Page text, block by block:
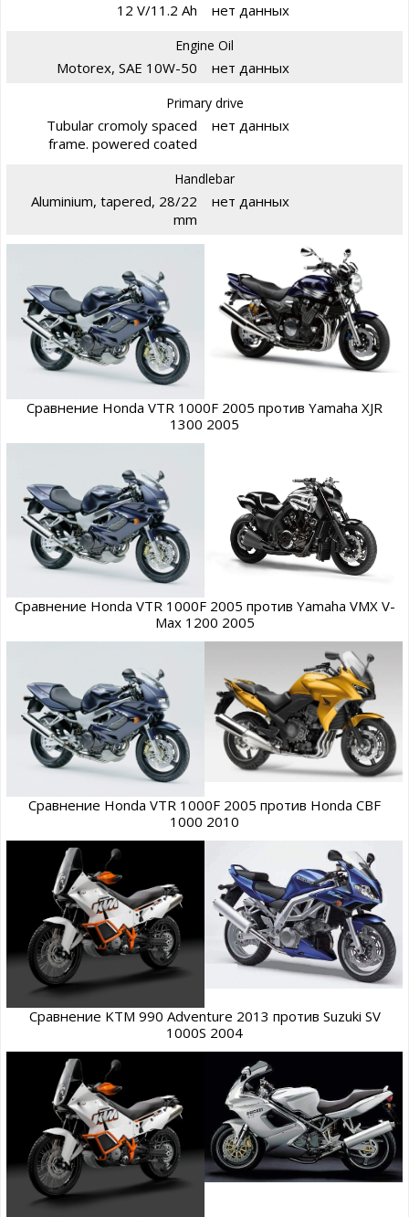
12 V/11.2 Ah нет данных
Engine Oil
Motorex, SAE 10W-50 нет данных
Primary drive
Tubular cromoly spaced
frame. powered coated
нет данных
Handlebar
Aluminium, tapered, 28/22
mm
нет данных
Сравнение Honda VTR 1000F 2005 против Yamaha XJR
1300 2005
Сравнение Honda VTR 1000F 2005 против Yamaha VMX V-
Max 1200 2005
Сравнение Honda VTR 1000F 2005 против Honda CBF
1000 2010
Сравнение KTM 990 Adventure 2013 против Suzuki SV
1000S 2004